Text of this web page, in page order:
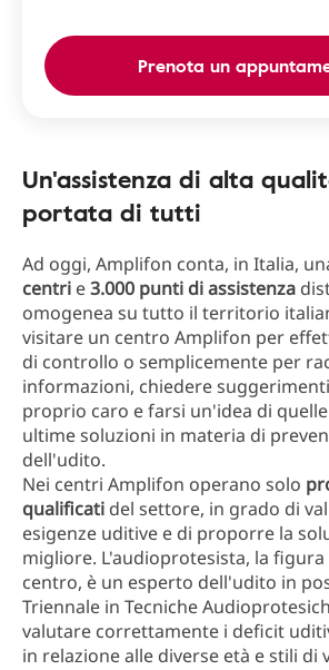
Prenota un
Un'assistenza di alta
portata di tutti
Ad oggi, Amplifon conta, in Italia,
centri e3.000 punti di assistenza
omogenea su tutto il territorio
visitare un centro Amplifon per
di controllo o semplicemente per
informazioni, chiedere
proprio caro e farsi un'idea di
ultime soluzioni in materia di
dell'udito.
Nei centri Amplifon operano solo
qualificati del settore, in grado di
esigenze uditive e di proporre la
migliore. L'audioprotesista, la
centro, è un esperto dell'udito in
Triennale in Tecniche
valutare correttamente i deficit
in relazione alle diverse età e stili di